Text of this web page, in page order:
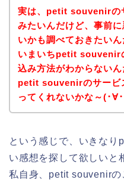
実は、petit souvenirの
みたいんだけど、事前
いかも調べておきたいん
いまいちpetit souvenir
込み方法がわからないん
petit souvenirのサービ
ってくれないかな～(･∀
という感じで、いきな
い感想を探して欲しいと
私自身、petit souvenirの